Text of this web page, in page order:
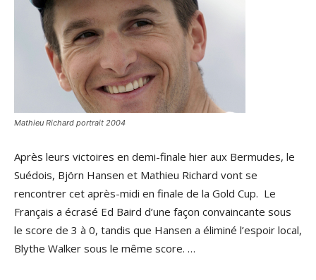
Mathieu Richard portrait 2004
Après leurs victoires en demi-finale hier aux Bermudes, le
Suédois, Björn Hansen et Mathieu Richard vont se
rencontrer cet après-midi en finale de la Gold Cup. Le
Français a écrasé Ed Baird d’une façon convaincante sous
le score de 3 à 0, tandis que Hansen a éliminé l’espoir local,
Blythe Walker sous le même score. …